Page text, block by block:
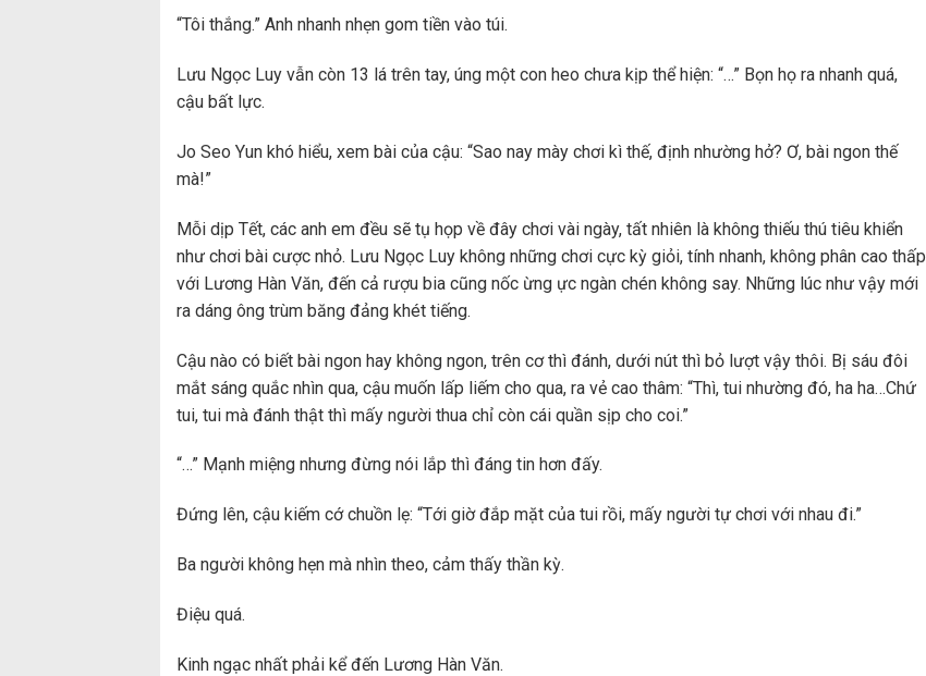
“Tôi thắng.” Anh nhanh nhẹn gom tiền vào túi.
Lưu Ngọc Luy vẫn còn 13 lá trên tay, úng một con heo chưa kịp thể hiện: “…” Bọn họ ra nhanh quá,
cậu bất lực.
Jo Seo Yun khó hiểu, xem bài của cậu: “Sao nay mày chơi kì thế, định nhường hở? Ơ, bài ngon thế
mà!”
Mỗi dịp Tết, các anh em đều sẽ tụ họp về đây chơi vài ngày, tất nhiên là không thiếu thú tiêu khiển
như chơi bài cược nhỏ. Lưu Ngọc Luy không những chơi cực kỳ giỏi, tính nhanh, không phân cao thấp
với Lương Hàn Văn, đến cả rượu bia cũng nốc ừng ực ngàn chén không say. Những lúc như vậy mới
ra dáng ông trùm băng đảng khét tiếng.
Cậu nào có biết bài ngon hay không ngon, trên cơ thì đánh, dưới nút thì bỏ lượt vậy thôi. Bị sáu đôi
mắt sáng quắc nhìn qua, cậu muốn lấp liếm cho qua, ra vẻ cao thâm: “Thì, tui nhường đó, ha ha…Chứ
tui, tui mà đánh thật thì mấy người thua chỉ còn cái quần sịp cho coi.”
“…” Mạnh miệng nhưng đừng nói lắp thì đáng tin hơn đấy.
Đứng lên, cậu kiếm cớ chuồn lẹ: “Tới giờ đắp mặt của tui rồi, mấy người tự chơi với nhau đi.”
Ba người không hẹn mà nhìn theo, cảm thấy thần kỳ.
Điệu quá.
Kinh ngạc nhất phải kể đến Lương Hàn Văn.